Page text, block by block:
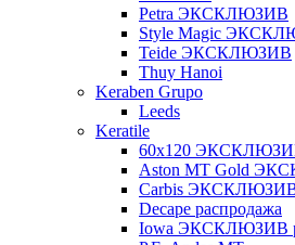
Petra ЭКСКЛЮЗИВ
Style Magic
Teide ЭКСКЛЮЗИВ
Thuy Hanoi
Keraben Grupo
Leeds
Keratile
60х120
Aston MT Gold
Carbis
Decape распродажа
Iowa ЭКСКЛЮЗИВ